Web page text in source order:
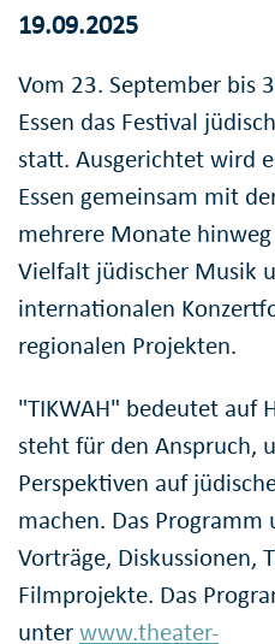
19.09.2025
Vom 23. September bis
Essen das Festival
statt. Ausgerichtet wird
Essen gemeinsam mit
mehrere Monate
Vielfalt jüdischer Musik
internationalen
regionalen Projekten.
"TIKWAH" bedeutet auf
steht für den Anspruch,
Perspektiven auf
machen. Das Programm
Vorträge, Diskussionen,
Filmprojekte. Das
unterwww.theater-